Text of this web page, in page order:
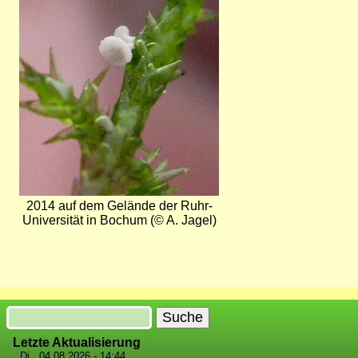
2014 auf dem Gelände der Ruhr-
Universität in Bochum (© A. Jagel)
Suche
Letzte Aktualisierung